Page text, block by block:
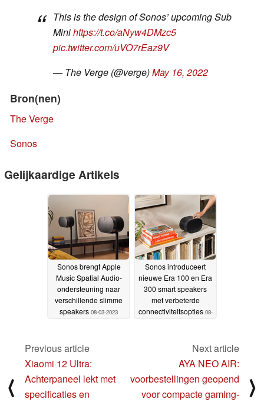
This is the design of Sonos’ upcoming Sub
Minihttps://t.co/aNyw4DMzc5
pic.twitter.com/uVO7rEaz9V
— The Verge (@verge)May 16, 2022
Bron(nen)
The Verge
Sonos
Gelijkaardige Artikels
Sonos brengt Apple
Music Spatial Audio-
ondersteuning naar
verschillende slimme
speakers 08-03-2023
Sonos introduceert
nieuwe Era 100 en Era
300 smart speakers
met verbeterde
connectiviteitsopties 08-
⟨
Previous article
Xiaomi 12 Ultra:
Achterpaneel lekt met
specificaties en
Next article
AYA NEO AIR:
voorbestellingen geopend
voor compacte gaming-
⟩